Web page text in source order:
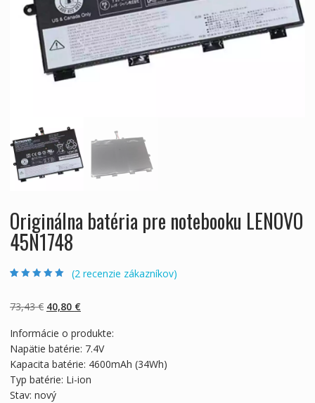
Originálna batéria pre notebooku LENOVO
45N1748
zákazníckych
recenzií
(2 recenzie zákazníkov)
73,43€ Pôvodná
bola:
73,43 €.
40,80 €Aktuálna
je:
40,80 €.
Informácie o produkte:
Napätie batérie: 7.4V
Kapacita batérie: 4600mAh (34Wh)
Typ batérie: Li-ion
Stav: nový